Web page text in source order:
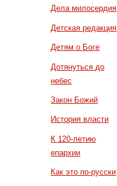
Дела милосердия
Детская редакция
Детям о Боге
Дотянуться до
небес
Закон Божий
История власти
К 120-летию
епархии
Как это по-русски